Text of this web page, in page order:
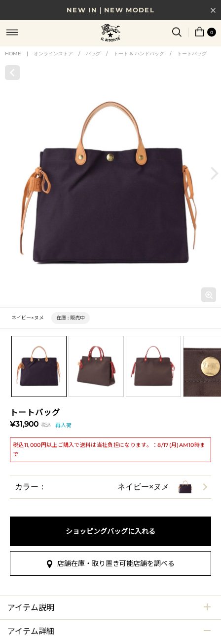
NEW IN｜NEW MODEL
8/17(月)10時まで｜税込11,000円以上で送料無料
贈る相手やシーンから選べる、新しいギフトガイド
0
HOME | オンラインストア / バッグ / トート & ハンドバッグ / トートバッグ
トートバッグ
¥31,900 税込 再入荷
税込11,000円以上ご購入で送料は当社負担になります。：8/17(月)AM10時ま
で
ネイビー×ヌメ 在庫 : 販売中
カラー： ネイビー×ヌメ
ショッピングバッグに入れる
店舗在庫・取り置き可能店舗を調べる
アイテム説明
アイテム詳細